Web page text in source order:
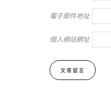
電子郵件地址
個人網站網址